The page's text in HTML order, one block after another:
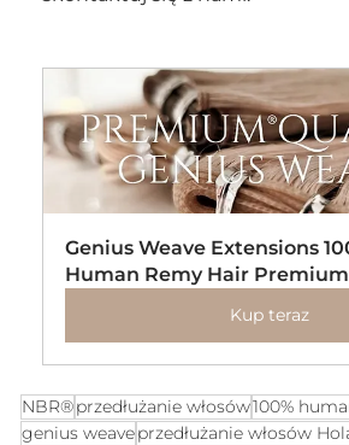
Genius Weave Extensions
Human Remy Hair Premium
Kup teraz
NBR®przedłużanie włosów100%
genius weaveprzedłużanie włosów